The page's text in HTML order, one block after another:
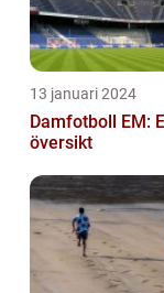
13 januari 2024
Damfotboll EM:
översikt